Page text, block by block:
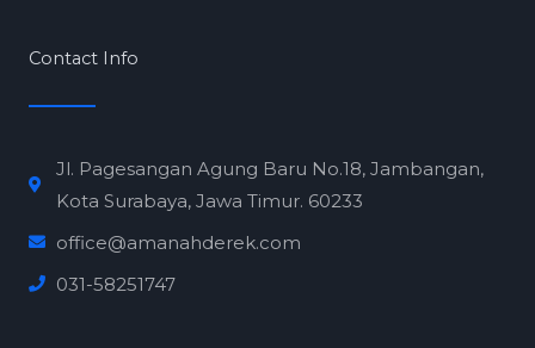
Contact Info
Jl. Pagesangan Agung Baru No.18, Jambangan,
Kota Surabaya, Jawa Timur. 60233
office@amanahderek.com
031-58251747